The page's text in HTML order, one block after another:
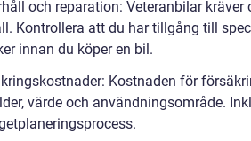
och reparation: Veteranbilar
Kontrollera att du har tillgång till
innan du köper en bil.
Kostnaden för
värde och användningsområde.